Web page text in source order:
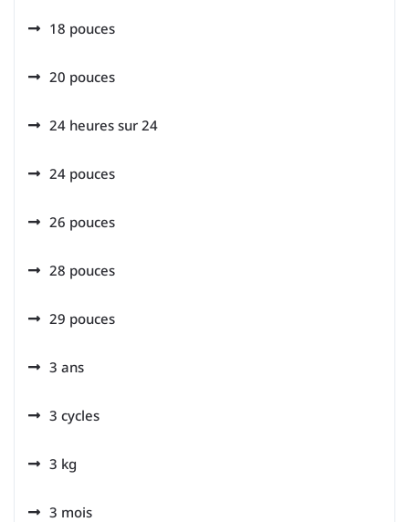
18 pouces
20 pouces
24 heures sur 24
24 pouces
26 pouces
28 pouces
29 pouces
3 ans
3 cycles
3 kg
3 mois